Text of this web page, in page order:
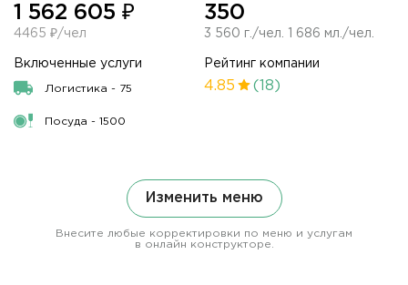
1 562 605 ₽
4465 ₽/чел
350
3 560 г./чел. 1 686 мл./чел.
Включенные услуги
Логистика - 75
Посуда - 1500
Рейтинг компании
4.85 (18)
Изменить меню
Внесите любые корректировки по меню и услугам
в онлайн конструкторе.